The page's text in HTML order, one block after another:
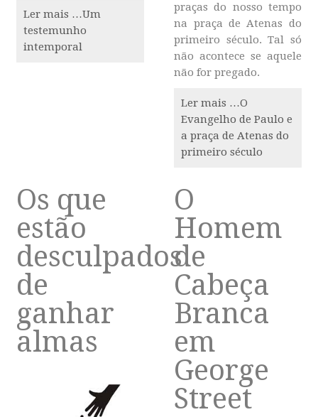
Ler mais …Um
testemunho
intemporal
praças do nosso tempo
na praça de Atenas do
primeiro século. Tal só
não acontece se aquele
não for pregado.
Ler mais …O
Evangelho de Paulo e
a praça de Atenas do
primeiro século
Os que
estão
desculpados
de
ganhar
almas
O
Homem
de
Cabeça
Branca
em
George
Street